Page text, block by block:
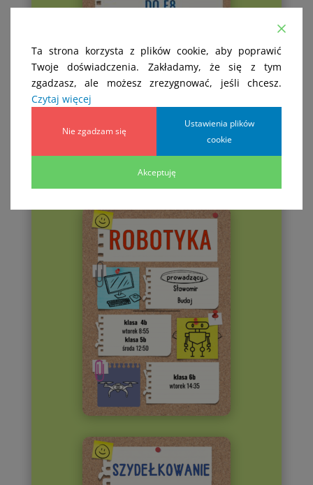
Ta strona korzysta z plików cookie, aby poprawić
Twoje doświadczenia. Zakładamy, że się z tym
zgadzasz, ale możesz zrezygnować, jeśli chcesz.
Czytaj więcej
Nie zgadzam się
Ustawienia plików
cookie
Akceptuję